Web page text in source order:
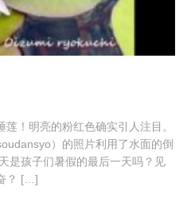
！明亮的粉红色确实引人注目。
）的照片利用了水面的倒
是孩子们暑假的最后一天吗？见
？ […]